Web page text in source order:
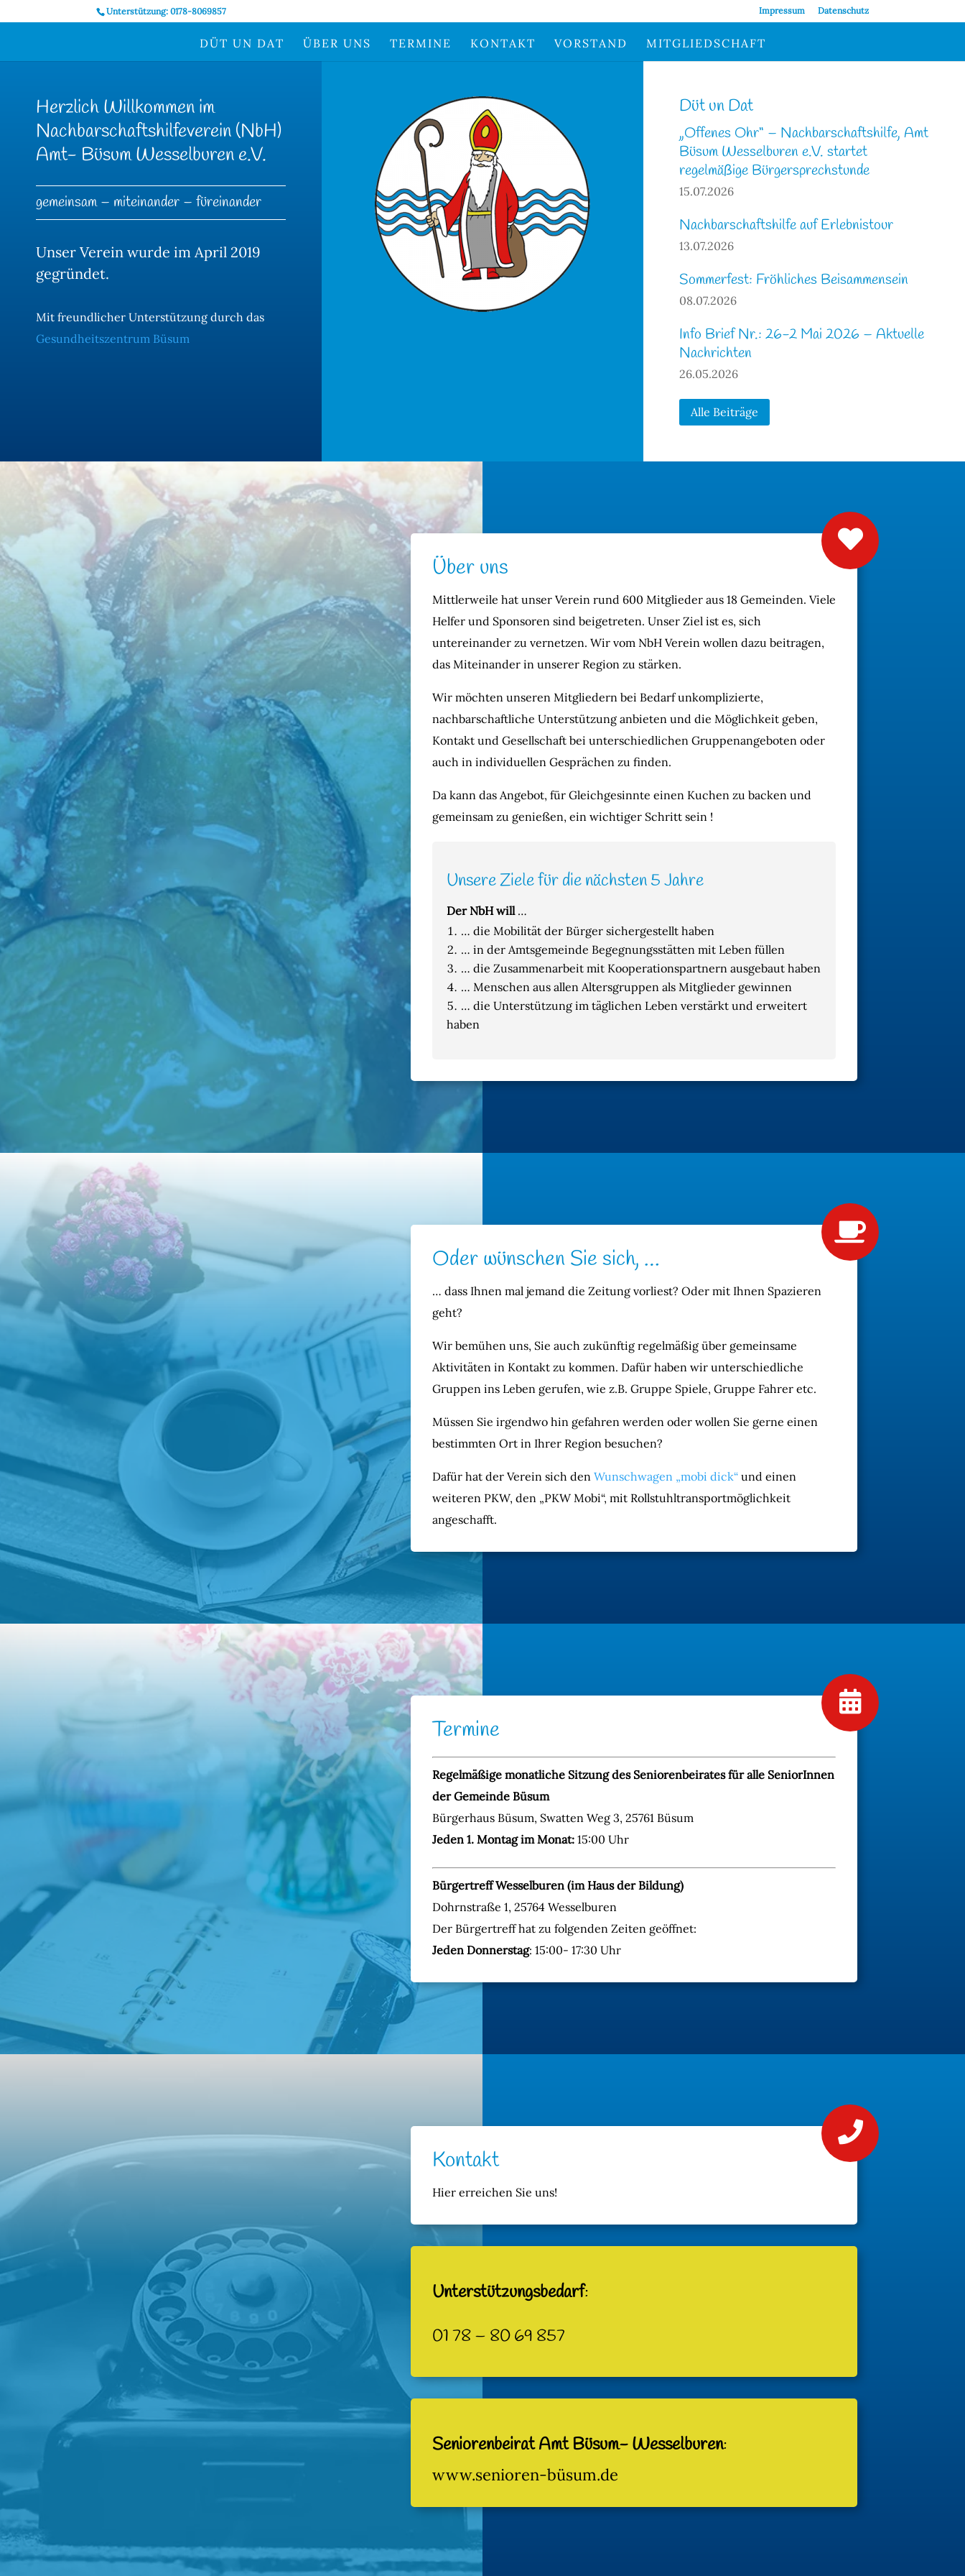
Unterstützung: 0178-8069857 Impressum Datenschutz
DÜT UN DAT ÜBER UNS TERMINE KONTAKT VORSTAND MITGLIEDSCHAFT
Herzlich Willkommen im
Nachbarschaftshilfeverein (NbH)
Amt- Büsum Wesselburen e.V.
gemeinsam – miteinander – füreinander
Unser Verein wurde im April 2019
gegründet.
Mit freundlicher Unterstützung durch das
Gesundheitszentrum Büsum
Düt un Dat
„Offenes Ohr“ – Nachbarschaftshilfe, Amt
Büsum Wesselburen e.V. startet
regelmäßige Bürgersprechstunde
15.07.2026
Nachbarschaftshilfe auf Erlebnistour
13.07.2026
Sommerfest: Fröhliches Beisammensein
08.07.2026
Info Brief Nr.: 26-2 Mai 2026 – Aktuelle
Nachrichten
26.05.2026
Alle Beiträge
Über uns
Mittlerweile hat unser Verein rund 600 Mitglieder aus 18 Gemeinden. Viele
Helfer und Sponsoren sind beigetreten. Unser Ziel ist es, sich
untereinander zu vernetzen. Wir vom NbH Verein wollen dazu beitragen,
das Miteinander in unserer Region zu stärken.
Wir möchten unseren Mitgliedern bei Bedarf unkomplizierte,
nachbarschaftliche Unterstützung anbieten und die Möglichkeit geben,
Kontakt und Gesellschaft bei unterschiedlichen Gruppenangeboten oder
auch in individuellen Gesprächen zu finden.
Da kann das Angebot, für Gleichgesinnte einen Kuchen zu backen und
gemeinsam zu genießen, ein wichtiger Schritt sein !
Unsere Ziele für die nächsten 5 Jahre
Der NbH will…
… die Mobilität der Bürger sichergestellt haben
… in der Amtsgemeinde Begegnungsstätten mit Leben füllen
… die Zusammenarbeit mit Kooperationspartnern ausgebaut haben
… Menschen aus allen Altersgruppen als Mitglieder gewinnen
… die Unterstützung im täglichen Leben verstärkt und erweitert
haben
Oder wünschen Sie sich, …
… dass Ihnen mal jemand die Zeitung vorliest? Oder mit Ihnen Spazieren
geht?
Wir bemühen uns, Sie auch zukünftig regelmäßig über gemeinsame
Aktivitäten in Kontakt zu kommen. Dafür haben wir unterschiedliche
Gruppen ins Leben gerufen, wie z.B. Gruppe Spiele, Gruppe Fahrer etc.
Müssen Sie irgendwo hin gefahren werden oder wollen Sie gerne einen
bestimmten Ort in Ihrer Region besuchen?
Dafür hat der Verein sich den Wunschwagen „mobi dick“ und einen
weiteren PKW, den „PKW Mobi“, mit Rollstuhltransportmöglichkeit
angeschafft.
Termine
Regelmäßige monatliche Sitzung des Seniorenbeirates für alle SeniorInnen
der Gemeinde Büsum
Bürgerhaus Büsum, Swatten Weg 3, 25761 Büsum
Jeden 1. Montag im Monat: 15:00 Uhr
Bürgertreff Wesselburen (im Haus der Bildung)
Dohrnstraße 1, 25764 Wesselburen
Der Bürgertreff hat zu folgenden Zeiten geöffnet:
Jeden Donnerstag: 15:00- 17:30 Uhr
Kontakt
Hier erreichen Sie uns!
Unterstützungsbedarf:
01 78 – 80 69 857
Seniorenbeirat Amt Büsum- Wesselburen:
www.senioren-büsum.de